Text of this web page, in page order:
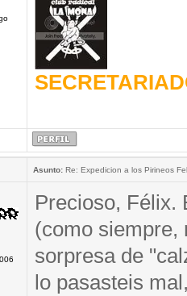
Asunto:Re: Expedicion a los Pirineos
Precioso, Félix.
(como
sorpresa de
lo pasasteis